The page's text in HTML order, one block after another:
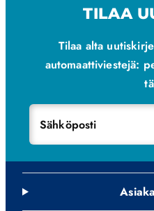
TILAA
Tilaa alta
automaattiviestejä:
Sähköposti